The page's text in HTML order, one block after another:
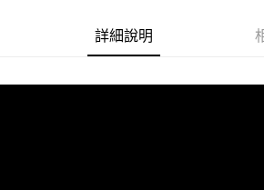
詳細說明